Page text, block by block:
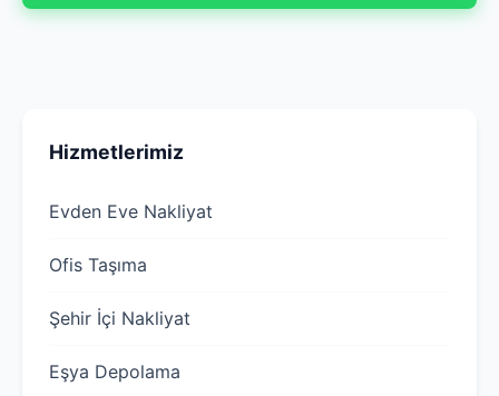
Hizmetlerimiz
Evden Eve Nakliyat
Ofis Taşıma
Şehir İçi Nakliyat
Eşya Depolama